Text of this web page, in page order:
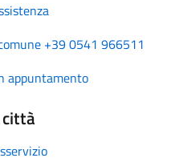
+39 0541 966511
appuntamento